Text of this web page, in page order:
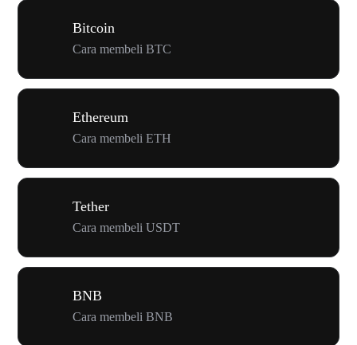
Bitcoin
Cara membeli BTC
Ethereum
Cara membeli ETH
Tether
Cara membeli USDT
BNB
Cara membeli BNB